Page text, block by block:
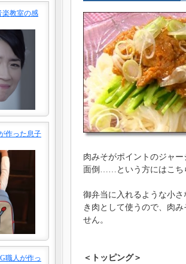
肉みそがポイントのジャ
面倒……という方にはこち
御弁当に入れるような小
き肉として使うので、肉
せん。
＜トッピング＞
楽教室の感
作った息子
職人が作っ